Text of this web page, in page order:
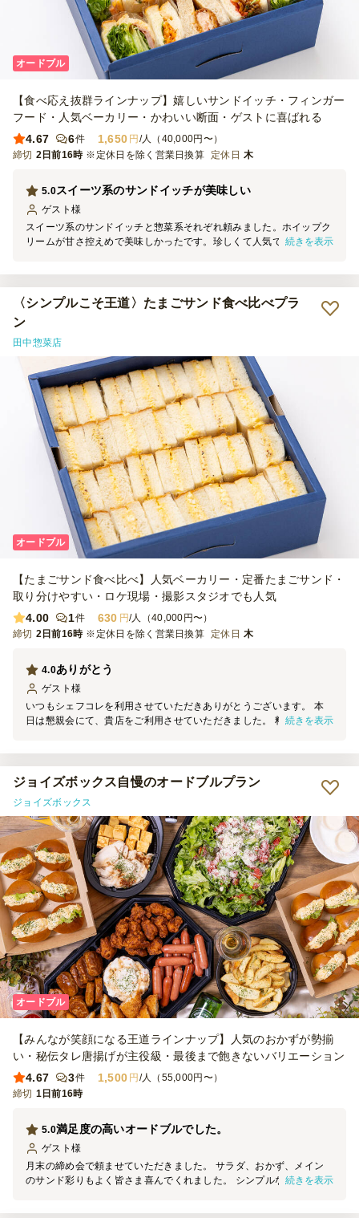
オードブル
【食べ応え抜群ラインナップ】嬉しいサンドイッチ・フィンガー
フード・人気ベーカリー・かわいい断面・ゲストに喜ばれる
4.67
6件 1,650 円 /人（40,000円〜）
締切 2日前16時 ※定休日を除く営業日換算 定休日 木
スイーツ系のサンドイッチが美味しい
5.0
ゲスト 様
スイーツ系のサンドイッチと惣菜系それぞれ頼みました。ホイップク
リームが甘さ控えめで美味しかったです。珍しくて人気でした！ パ
続きを表示
〈シンプルこそ王道〉たまごサンド食べ比べプラ
ン
田中惣菜店
オードブル
【たまごサンド食べ比べ】人気ベーカリー・定番たまごサンド・
取り分けやすい・ロケ現場・撮影スタジオでも人気
4.00
1件 630 円/人（40,000円〜）
締切 2日前16時 ※定休日を除く営業日換算 定休日 木
ありがとう
4.0
ゲスト 様
いつもシェフコレを利用させていただきありがとうございます。 本
日は懇親会にて、貴店をご利用させていただきました。 料理の見た
続きを表示
ジョイズボックス自慢のオードブルプラン
ジョイズボックス
オードブル
【みんなが笑顔になる王道ラインナップ】人気のおかずが勢揃
い・秘伝タレ唐揚げが主役級・最後まで飽きないバリエーション
4.67
3件 1,500 円 /人（55,000円〜）
締切 1日前16時
満足度の高いオードブルでした。
5.0
ゲスト 様
月末の締め会で頼ませていただきました。 サラダ、おかず、メイン
のサンド彩りもよく皆さま喜んでくれました。 シンプルなメニュー
続きを表示